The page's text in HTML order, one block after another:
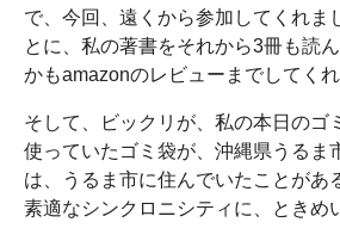
で、今回、遠くから参加してくれ
とに、私の著書をそれから3冊も読
かもamazonのレビューまでしてく
そして、ビックリが、私の本日のゴ
使っていたゴミ袋が、沖縄県うるま
は、うるま市に住んでいたことが
素適なシンクロニシティに、ときめ